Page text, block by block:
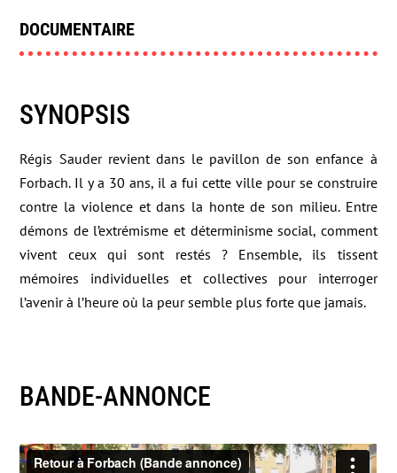
DOCUMENTAIRE
SYNOPSIS
Régis Sauder revient dans le pavillon de son enfance à
Forbach. Il y a 30 ans, il a fui cette ville pour se construire
contre la violence et dans la honte de son milieu. Entre
démons de l’extrémisme et déterminisme social, comment
vivent ceux qui sont restés ? Ensemble, ils tissent
mémoires individuelles et collectives pour interroger
l’avenir à l’heure où la peur semble plus forte que jamais.
BANDE-ANNONCE